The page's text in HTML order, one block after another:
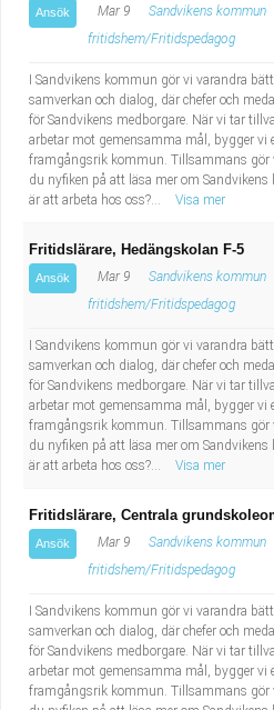
Ansök Mar 9 Sandvikens kommun
fritidshem/Fritidspedagog
I Sandvikens kommun gör vi varandra
samverkan och dialog, där chefer och
för Sandvikens medborgare. När vi tar
arbetar mot gemensamma mål, bygger vi
framgångsrik kommun. Tillsammans gör
du nyfiken på att läsa mer om
är att arbeta hos oss?...
Visa mer
Fritidslärare, Hedängskolan F-5
Ansök Mar 9 Sandvikens kommun
fritidshem/Fritidspedagog
I Sandvikens kommun gör vi varandra
samverkan och dialog, där chefer och
för Sandvikens medborgare. När vi tar
arbetar mot gemensamma mål, bygger vi
framgångsrik kommun. Tillsammans gör
du nyfiken på att läsa mer om
är att arbeta hos oss?...
Visa mer
Fritidslärare, Centrala
Ansök Mar 9 Sandvikens kommun
fritidshem/Fritidspedagog
I Sandvikens kommun gör vi varandra
samverkan och dialog, där chefer och
för Sandvikens medborgare. När vi tar
arbetar mot gemensamma mål, bygger vi
framgångsrik kommun. Tillsammans gör